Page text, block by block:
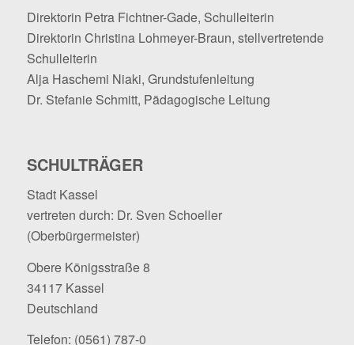
Direktorin Petra Fichtner-Gade, Schulleiterin
Direktorin Christina Lohmeyer-Braun, stellvertretende
Schulleiterin
Alja Haschemi Niaki, Grundstufenleitung
Dr. Stefanie Schmitt, Pädagogische Leitung
SCHULTRÄGER
Stadt Kassel
vertreten durch: Dr. Sven Schoeller
(Oberbürgermeister)
Obere Königsstraße 8
34117 Kassel
Deutschland
Telefon: (0561) 787-0